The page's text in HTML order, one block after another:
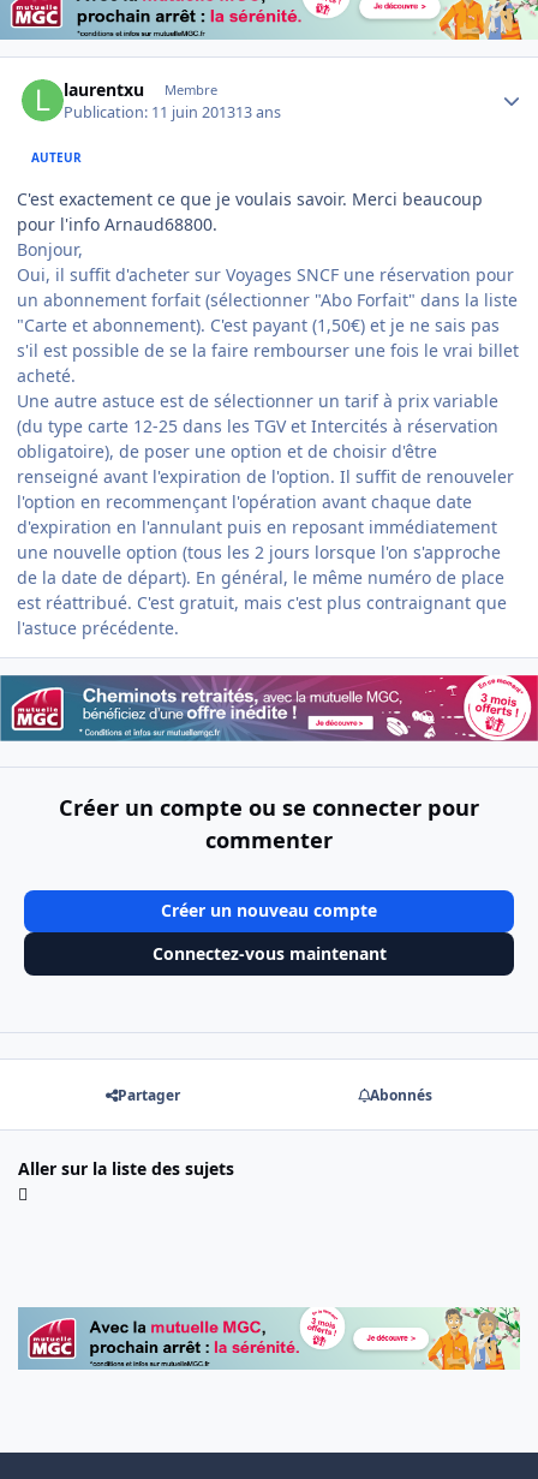
laurentxu Membre
Publication: 11 juin 201313 ans
AUTEUR
C'est exactement ce que je voulais savoir. Merci beaucoup
pour l'info Arnaud68800.
Bonjour,
Oui, il suffit d'acheter sur Voyages SNCF une réservation pour
un abonnement forfait (sélectionner "Abo Forfait" dans la liste
"Carte et abonnement). C'est payant (1,50€) et je ne sais pas
s'il est possible de se la faire rembourser une fois le vrai billet
acheté.
Une autre astuce est de sélectionner un tarif à prix variable
(du type carte 12-25 dans les TGV et Intercités à réservation
obligatoire), de poser une option et de choisir d'être
renseigné avant l'expiration de l'option. Il suffit de renouveler
l'option en recommençant l'opération avant chaque date
d'expiration en l'annulant puis en reposant immédiatement
une nouvelle option (tous les 2 jours lorsque l'on s'approche
de la date de départ). En général, le même numéro de place
est réattribué. C'est gratuit, mais c'est plus contraignant que
l'astuce précédente.
Créer un compte ou se connecter pour
commenter
Créer un nouveau compte
Connectez-vous maintenant
Partager Abonnés
Aller sur la liste des sujets